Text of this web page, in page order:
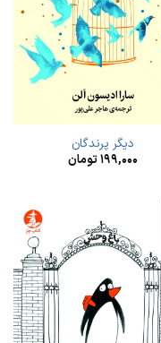
دیگر پرندگان
۱۹۹,۰۰۰تومان